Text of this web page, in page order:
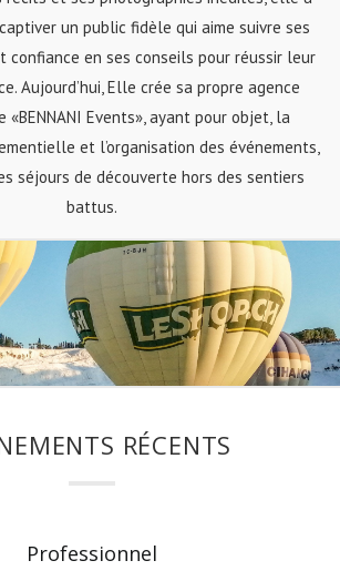
un public fidèle qui aime suivre ses
en ses conseils pour réussir leur
Aujourd’hui, Elle crée sa propre agence
Events», ayant pour objet, la
et l’organisation des événements,
séjours de découverte hors des sentiers
battus.
RÉCENTS
Professionnel